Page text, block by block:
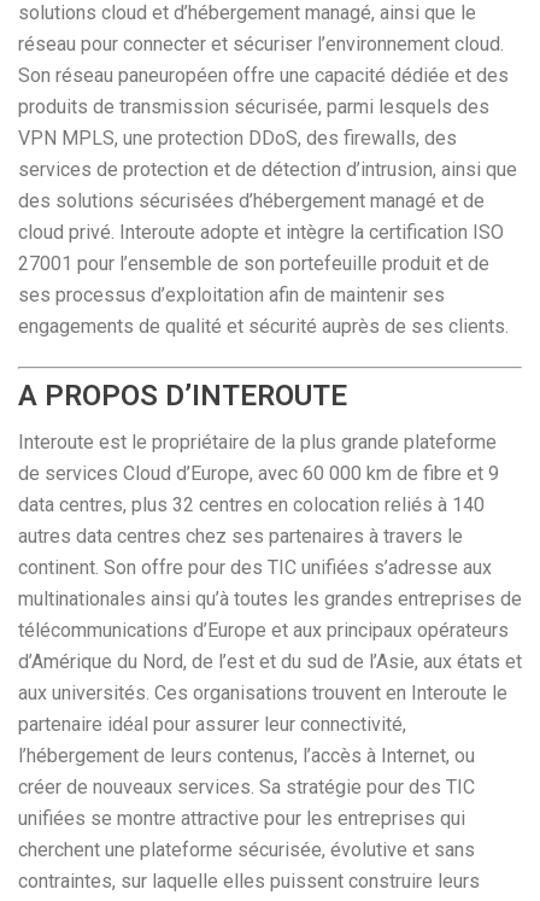
solutions cloud et d’hébergement managé, ainsi que le
réseau pour connecter et sécuriser l’environnement cloud.
Son réseau paneuropéen offre une capacité dédiée et des
produits de transmission sécurisée, parmi lesquels des
VPN MPLS, une protection DDoS, des firewalls, des
services de protection et de détection d’intrusion, ainsi que
des solutions sécurisées d’hébergement managé et de
cloud privé. Interoute adopte et intègre la certification ISO
27001 pour l’ensemble de son portefeuille produit et de
ses processus d’exploitation afin de maintenir ses
engagements de qualité et sécurité auprès de ses clients.
A PROPOS D’INTEROUTE
Interoute est le propriétaire de la plus grande plateforme
de services Cloud d’Europe, avec 60 000 km de fibre et 9
data centres, plus 32 centres en colocation reliés à 140
autres data centres chez ses partenaires à travers le
continent. Son offre pour des TIC unifiées s’adresse aux
multinationales ainsi qu’à toutes les grandes entreprises de
télécommunications d’Europe et aux principaux opérateurs
d’Amérique du Nord, de l’est et du sud de l’Asie, aux états et
aux universités. Ces organisations trouvent en Interoute le
partenaire idéal pour assurer leur connectivité,
l’hébergement de leurs contenus, l’accès à Internet, ou
créer de nouveaux services. Sa stratégie pour des TIC
unifiées se montre attractive pour les entreprises qui
cherchent une plateforme sécurisée, évolutive et sans
contraintes, sur laquelle elles puissent construire leurs